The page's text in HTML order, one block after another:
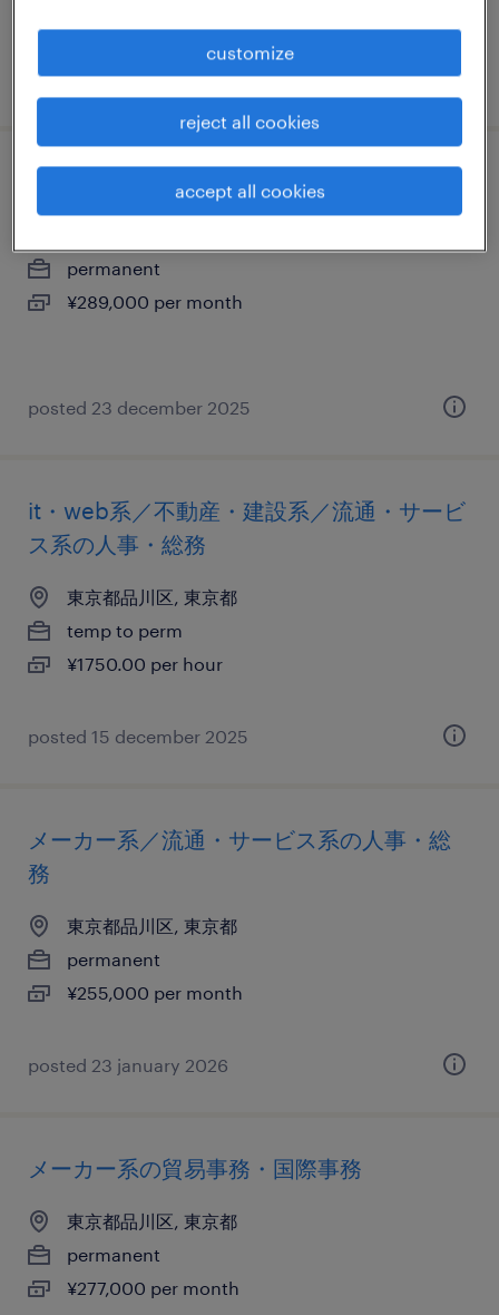
posted 19 february 2026
流通・サービス系の人事・総務
permanent
¥289,000 per month
posted 23 december 2025
it・web系／不動産・建設系／流通・サービ
ス系の人事・総務
東京都品川区, 東京都
temp to perm
¥1750.00 per hour
posted 15 december 2025
メーカー系／流通・サービス系の人事・総
務
東京都品川区, 東京都
permanent
¥255,000 per month
posted 23 january 2026
メーカー系の貿易事務・国際事務
東京都品川区, 東京都
permanent
¥277,000 per month
customize
reject all cookies
accept all cookies